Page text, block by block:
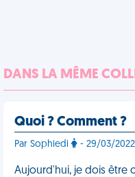
DANS LA MÊME
Quoi ? Comment ?
Par Sophiedi - 29/03/
Aujourd'hui, je dois être